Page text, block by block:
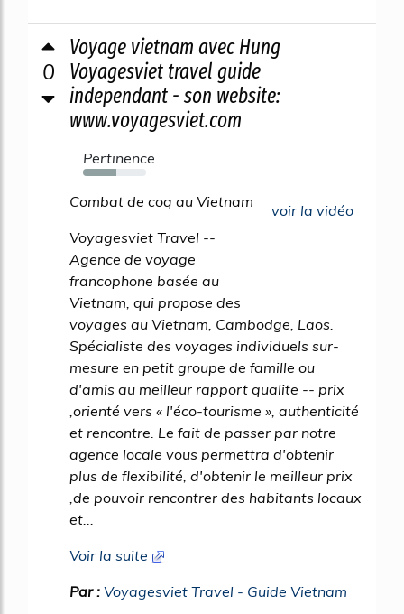
0
Voyage vietnam avec Hung
Voyagesviet travel guide
independant - son website:
www.voyagesviet.com
Pertinence
53%
voir la vidéo
Combat de coq au Vietnam
Voyagesviet Travel --
Agence de voyage
francophone basée au
Vietnam, qui propose des
voyages au Vietnam, Cambodge, Laos.
Spécialiste des voyages individuels sur-
mesure en petit groupe de famille ou
d'amis au meilleur rapport qualite -- prix
,orienté vers « l'éco-tourisme », authenticité
et rencontre. Le fait de passer par notre
agence locale vous permettra d'obtenir
plus de flexibilité, d'obtenir le meilleur prix
,de pouvoir rencontrer des habitants locaux
et...
Voir la suite
Par : Voyagesviet Travel - Guide Vietnam